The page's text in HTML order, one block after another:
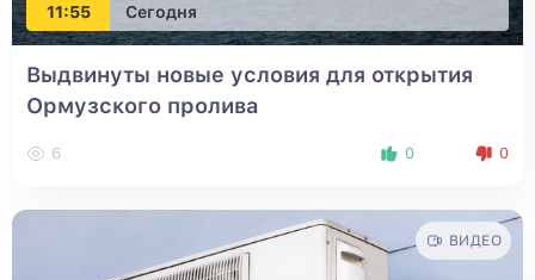
11:55 Сегодня
Выдвинуты новые условия для открытия
Ормузского пролива
6 0 0
ВИДЕО